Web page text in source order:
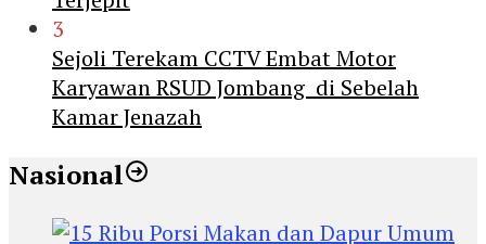
3
Sejoli Terekam CCTV Embat Motor
Karyawan RSUD Jombang di Sebelah
Kamar Jenazah
Nasional